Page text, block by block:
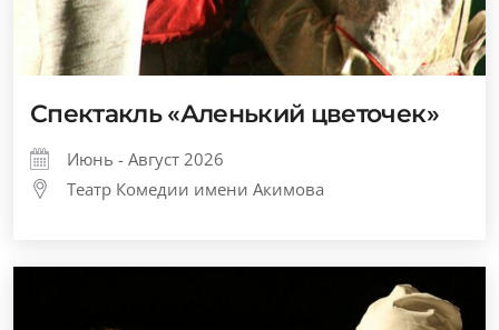
Спектакль «Аленький цветочек»
Июнь - Август 2026
Театр Комедии имени Акимова